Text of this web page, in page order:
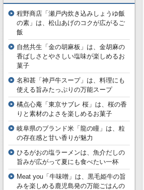
程野商店「瀬戸内炊き込みしょうゆ飯
の素」は、松山あげのコクが広がるご
飯
自然共生「金の胡麻板」は、金胡麻の
香ばしさとやさしい塩味が楽しめるお
菓子
名和甚「神戸牛スープ」は、料理にも
使える旨みたっぷりの万能スープ
橘点心庵「東京サブレ 桜」は、桜の香
りと素材のよさを楽しめるお菓子
岐阜県のブランド米「龍の瞳」は、粒
の存在感と甘い香りが魅力
ひるがおの塩ラーメンは、魚介だしの
旨みが広がって夏にも食べたい一杯
Meat you「牛味噌」は、黒毛姫牛の旨
みを楽しめる鹿児島発の万能ごはんの